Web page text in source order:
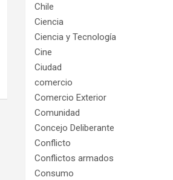
Chile
Ciencia
Ciencia y Tecnología
Cine
Ciudad
comercio
Comercio Exterior
Comunidad
Concejo Deliberante
Conflicto
Conflictos armados
Consumo